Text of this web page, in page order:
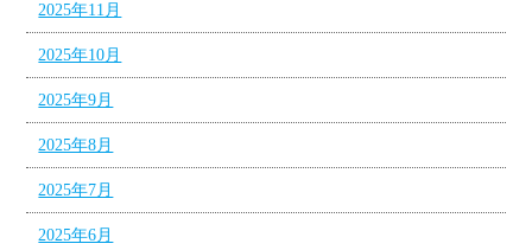
2025年11月
2025年10月
2025年9月
2025年8月
2025年7月
2025年6月